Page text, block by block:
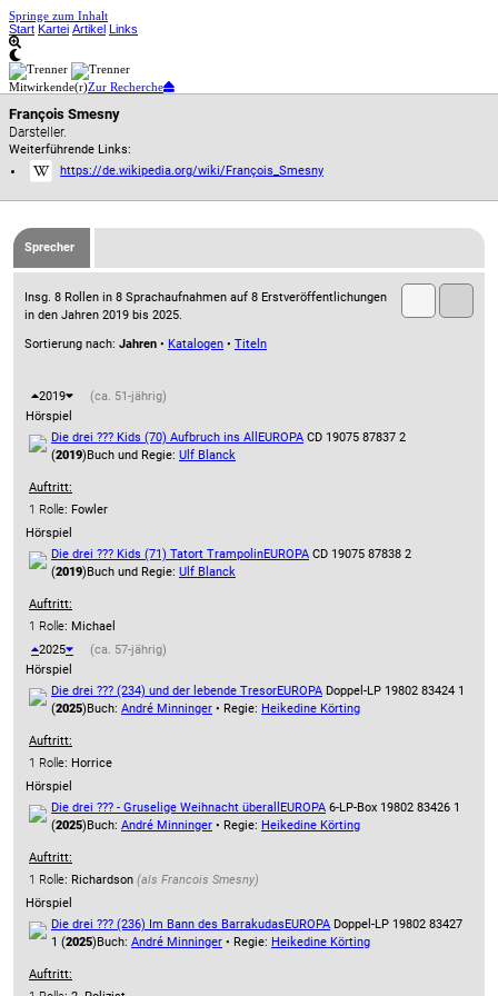
Springe zum Inhalt
Start Kartei Artikel Links
Mitwirkende(r)Zur Recherche
François Smesny
Darsteller.
Weiterführende Links:
https://de.wikipedia.org/wiki/François_Smesny
Sprecher
Insg. 8 Rollen in 8 Sprachaufnahmen auf 8 Erstveröffentlichungen
in den Jahren 2019 bis 2025.
Sortierung nach: Jahren • Katalogen • Titeln
2019
(ca. 51-jährig)
Hörspiel
Die drei ??? Kids (70) Aufbruch ins All EUROPA CD 19075 87837 2
(2019)Buch und Regie: Ulf Blanck
Auftritt:
1 Rolle: Fowler
Hörspiel
Die drei ??? Kids (71) Tatort TrampolinEUROPA CD 19075 87838 2
(2019)Buch und Regie: Ulf Blanck
Auftritt:
1 Rolle: Michael
2025
(ca. 57-jährig)
Hörspiel
Die drei ??? (234) und der lebende TresorEUROPA Doppel-LP 19802 83424 1
(2025)Buch: André Minninger • Regie: Heikedine Körting
Auftritt:
1 Rolle: Horrice
Hörspiel
Die drei ??? - Gruselige Weihnacht überall EUROPA 6-LP-Box 19802 83426 1
(2025)Buch: André Minninger • Regie: Heikedine Körting
Auftritt:
1 Rolle: Richardson (als Francois Smesny)
Hörspiel
Die drei ??? (236) Im Bann des BarrakudasEUROPA Doppel-LP 19802 83427
1 (2025)Buch: André Minninger • Regie: Heikedine Körting
Auftritt: